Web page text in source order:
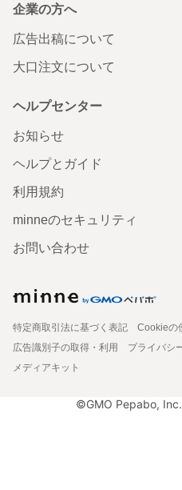
企業の方へ
広告出稿について
大口注文について
ヘルプセンター
お知らせ
ヘルプとガイド
利用規約
minneのセキュリティ
お問い合わせ
特定商取引法に基づく表記
Cookieの
広告識別子の取得・利用
プライバシ
メディアキット
©GMO Pepabo,